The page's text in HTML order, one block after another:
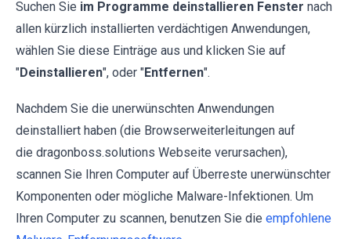
Suchen Sie im Programme deinstallieren Fenster nach
allen kürzlich installierten verdächtigen Anwendungen,
wählen Sie diese Einträge aus und klicken Sie auf
"Deinstallieren", oder "Entfernen".
Nachdem Sie die unerwünschten Anwendungen
deinstalliert haben (die Browserweiterleitungen auf
die dragonboss.solutions Webseite verursachen),
scannen Sie Ihren Computer auf Überreste unerwünschter
Komponenten oder mögliche Malware-Infektionen. Um
Ihren Computer zu scannen, benutzen Sie die empfohlene